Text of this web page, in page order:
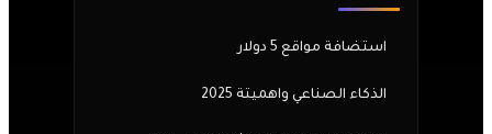
استضافة مواقع 5 دولار
الذكاء الصناعي واهميتة 2025